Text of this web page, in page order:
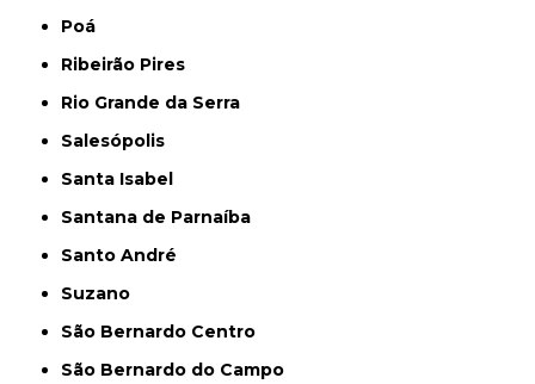
Poá
Ribeirão Pires
Rio Grande da Serra
Salesópolis
Santa Isabel
Santana de Parnaíba
Santo André
Suzano
São Bernardo Centro
São Bernardo do Campo